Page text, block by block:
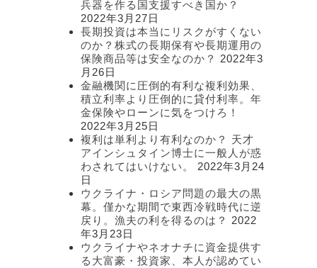
兵器を作る国支援すべき国か？
2022年3月27日
長期投資は本当にリスクがすくない
のか？株式の長期保有や長期運用の
保険商品等は安全なのか？
2022年3
月26日
金融機関に圧倒的有利な複利効果、
積立利率より圧倒的に貸付利率。年
金保険やローンに気をつけろ！
2022年3月25日
複利は単利より有利なのか？ 天才
アインシュタイン博士に一般人が惑
わされてはいけない。
2022年3月24
日
ウクライナ・ロシア問題の最大の黒
幕。僅かな期間で東西冷戦時代に逆
戻り。漁夫の利を得るのは？
2022
年3月23日
ウクライナやネオナチに資金提供す
る大富豪・投資家、本人が認めてい